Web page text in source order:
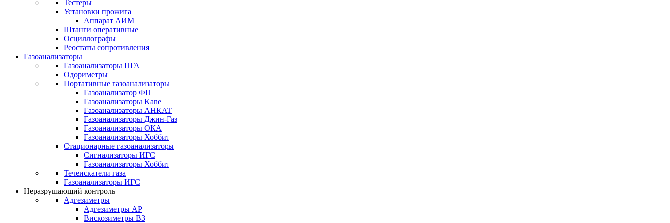
Тестеры
Установки прожига
Аппарат АИМ
Штанги оперативные
Осциллографы
Реостаты сопротивления
Газоанализаторы
Газоанализаторы ПГА
Одориметры
Портативные газоанализаторы
Газоанализатор ФП
Газоанализаторы Kane
Газоанализаторы АНКАТ
Газоанализаторы Джин-Газ
Газоанализаторы ОКА
Газоанализаторы Хоббит
Стационарные газоанализаторы
Сигнализаторы ИГС
Газоанализаторы Хоббит
Течеискатели газа
Газоанализаторы ИГС
Неразрушающий контроль
Адгезиметры
Адгезиметры АР
Вискозиметры ВЗ